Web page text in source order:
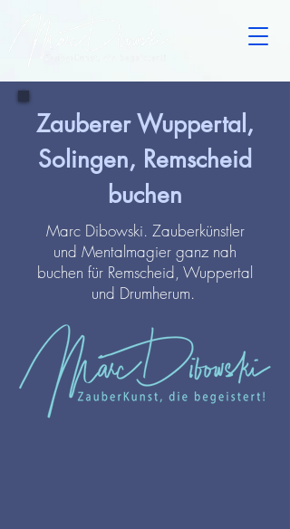
Zauberer Wuppertal,
Solingen, Remscheid
buchen
Marc Dibowski. Zauberkünstler
und Mentalmagier ganz nah
buchen für Remscheid, Wuppertal
und Drumherum.